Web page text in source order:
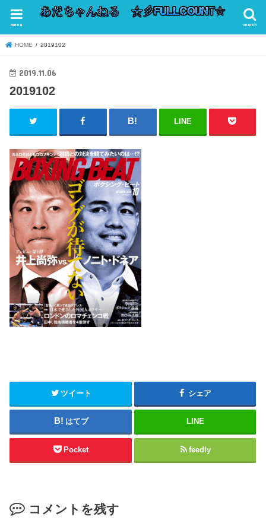
search
menu
HOME 2019102
2019.11.06
2019102
LINE
ツイート シェア
はてブ LINE
Pocket feedly
コメントを残す